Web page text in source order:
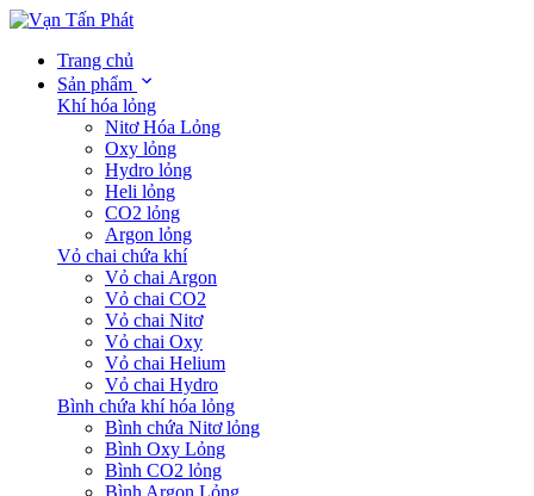
Trang chủ
Sản phẩm
Khí hóa lỏng
Nitơ Hóa Lỏng
Oxy lỏng
Hydro lỏng
Heli lỏng
CO2 lỏng
Argon lỏng
Vỏ chai chứa khí
Vỏ chai Argon
Vỏ chai CO2
Vỏ chai Nitơ
Vỏ chai Oxy
Vỏ chai Helium
Vỏ chai Hydro
Bình chứa khí hóa lỏng
Bình chứa Nitơ lỏng
Bình Oxy Lỏng
Bình CO2 lỏng
Bình Argon Lỏng